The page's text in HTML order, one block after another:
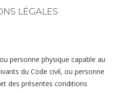
LÉGALES
personne physique capable au
du Code civil, ou personne
des présentes conditions